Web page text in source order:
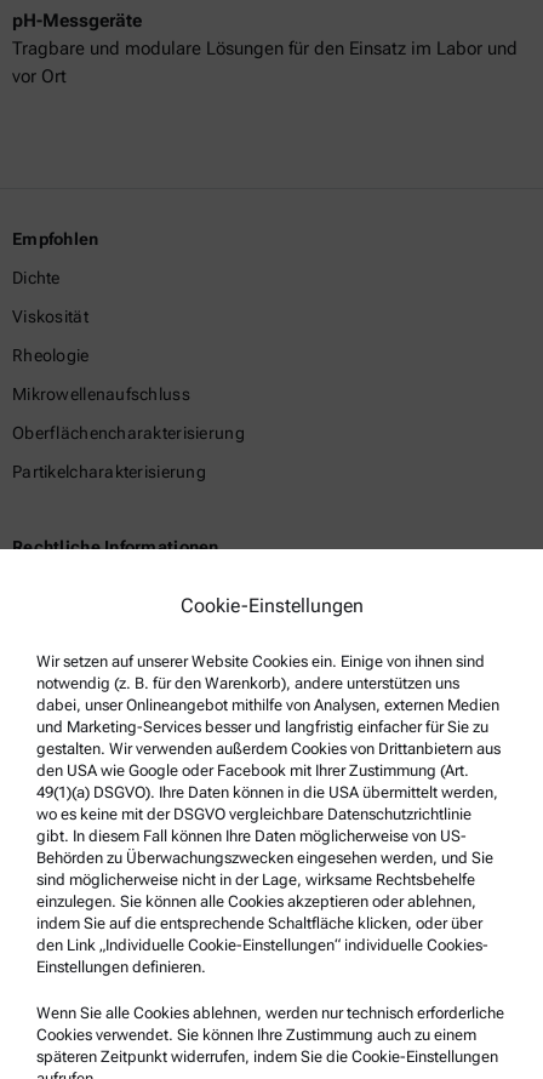
pH-Messgeräte
Tragbare und modulare Lösungen für den Einsatz im Labor und
vor Ort
Empfohlen
Dichte
Viskosität
Rheologie
Mikrowellenaufschluss
Oberflächencharakterisierung
Partikelcharakterisierung
Rechtliche Informationen
Impressum
Nutzungsbedingungen
Markennamen
Hinweisgebersystem
Service & Support
Anton Paar Certified Service
Sicherheitsbestätigung
Anton Paar Technical Centers
Kontaktieren Sie uns
Cookie-Einstellungen
Wir setzen auf unserer Website Cookies ein. Einige von ihnen sind
notwendig (z. B. für den Warenkorb), andere unterstützen uns
dabei, unser Onlineangebot mithilfe von Analysen, externen Medien
und Marketing-Services besser und langfristig einfacher für Sie zu
gestalten. Wir verwenden außerdem Cookies von Drittanbietern aus
den USA wie Google oder Facebook mit Ihrer Zustimmung (Art.
49(1)(a) DSGVO). Ihre Daten können in die USA übermittelt werden,
wo es keine mit der DSGVO vergleichbare Datenschutzrichtlinie
gibt. In diesem Fall können Ihre Daten möglicherweise von US-
Behörden zu Überwachungszwecken eingesehen werden, und Sie
sind möglicherweise nicht in der Lage, wirksame Rechtsbehelfe
einzulegen. Sie können alle Cookies akzeptieren oder ablehnen,
indem Sie auf die entsprechende Schaltfläche klicken, oder über
den Link „Individuelle Cookie-Einstellungen“ individuelle Cookies-
Einstellungen definieren.
Wenn Sie alle Cookies ablehnen, werden nur technisch erforderliche
Cookies verwendet. Sie können Ihre Zustimmung auch zu einem
späteren Zeitpunkt widerrufen, indem Sie die Cookie-Einstellungen